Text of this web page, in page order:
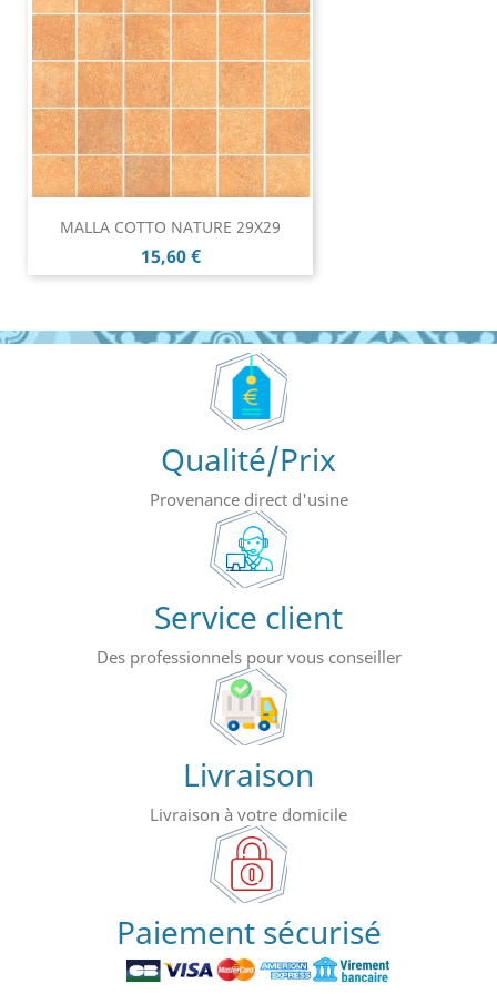
MALLA COTTO NATURE 29X29
Prix
15,60 €
Qualité/Prix
Provenance direct d'usine
Service client
Des professionnels pour vous conseiller
Livraison
Livraison à votre domicile
Paiement sécurisé